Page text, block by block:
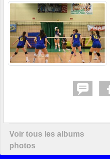
Voir tous les albums
photos